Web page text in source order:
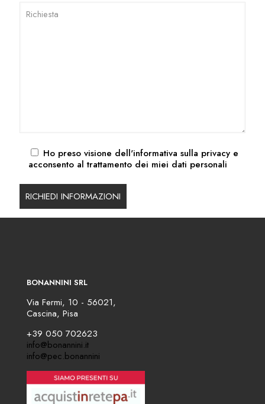
Ho preso visione dell'informativa sulla privacy e
acconsento al trattamento dei miei dati personali
BONANNINI SRL
Via Fermi, 10 - 56021,
Cascina, Pisa
+39 050 702623
info@bonannini.it
info@pec.bonannini